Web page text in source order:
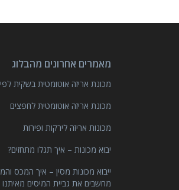
מאמרים אחרונים מהבלוג
מכונת אריזה אוטומטית בשקית
מכונת אריזה אוטומטית לחפצים
מכונות אריזה לירקות ופירות
יבוא מכונות – איך תגלו מתחזים?
ייבוא מכונות מסין – איך המכס
מחשבים את גביית המיסים מאיתנו